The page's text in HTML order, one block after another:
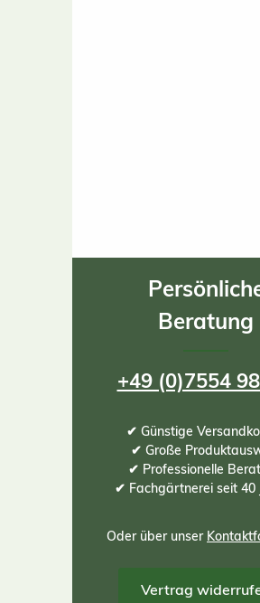
Beratung
+49 (0)7554
✔ Günstige
✔ Große
✔ Professionelle
✔ Fachgärtnerei seit 40
Oder über unser
Vertrag